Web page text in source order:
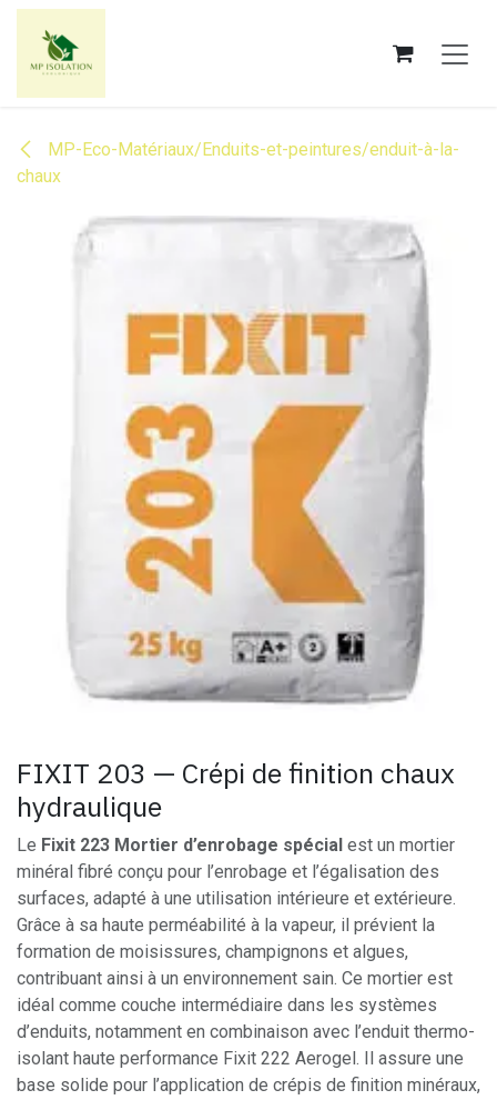
Se rendre au contenu
MP-Eco-Matériaux/Enduits-et-peintures/enduit-à-la-
chaux
FIXIT 203 — Crépi de finition chaux
hydraulique
Le Fixit 223 Mortier d’enrobage spécial est un mortier
minéral fibré conçu pour l’enrobage et l’égalisation des
surfaces, adapté à une utilisation intérieure et extérieure.
Grâce à sa haute perméabilité à la vapeur, il prévient la
formation de moisissures, champignons et algues,
contribuant ainsi à un environnement sain. Ce mortier est
idéal comme couche intermédiaire dans les systèmes
d’enduits, notamment en combinaison avec l’enduit thermo-
isolant haute performance Fixit 222 Aerogel. Il assure une
base solide pour l’application de crépis de finition minéraux,